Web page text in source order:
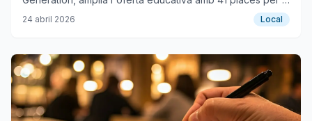
infants de 0 a 3 anys.
24 abril 2026 Local